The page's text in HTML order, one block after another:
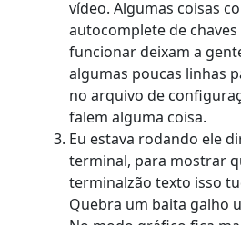
vídeo. Algumas coisas
autocomplete de
funcionar deixam a
algumas poucas linhas
no arquivo de
falem alguma coisa.
Eu estava rodando ele
terminal, para mostrar
terminalzão texto isso
Quebra um baita galho